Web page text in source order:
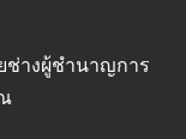
ช่างผู้ชำนาญการ